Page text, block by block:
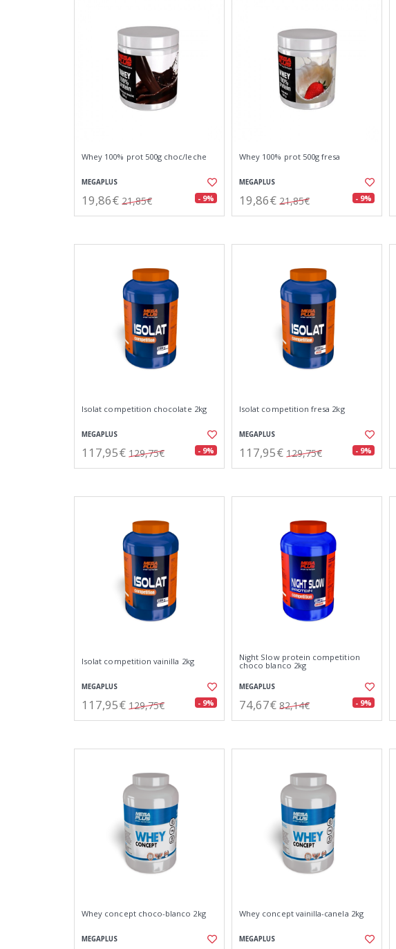
Whey 100% prot 500g choc/leche
MEGAPLUS
19,86€ 21,85€ - 9%
Whey 100% prot 500g fresa
MEGAPLUS
19,86€ 21,85€ - 9%
Isolat competition chocolate 2kg
MEGAPLUS
117,95€ 129,75€ - 9%
Isolat competition fresa 2kg
MEGAPLUS
117,95€ 129,75€ - 9%
Isolat competition vainilla 2kg
MEGAPLUS
117,95€ 129,75€ - 9%
Night Slow protein competition
choco blanco 2kg
MEGAPLUS
74,67€ 82,14€ - 9%
Whey concept choco-blanco 2kg
MEGAPLUS
Whey concept vainilla-canela 2kg
MEGAPLUS